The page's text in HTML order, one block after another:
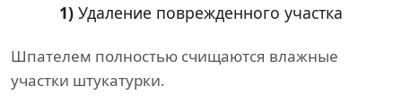
1) Удаление поврежденного участка
Шпателем полностью счищаются влажные
участки штукатурки.